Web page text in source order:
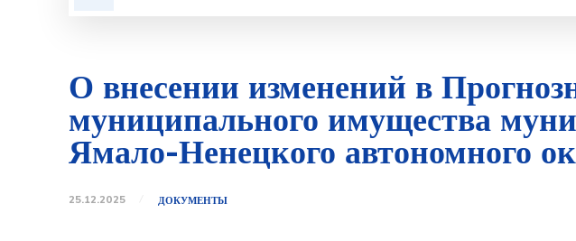
О внесении изменений в
муниципального имущества
Ямало-Ненецкого автономного
25.12.2025 ДОКУМЕНТЫ